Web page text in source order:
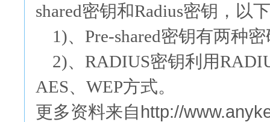
shared密钥和Radius密钥，以
1)、Pre-shared密钥有两种
2)、RADIUS密钥利用
AES、WEP方式。
更多资料来自 http://